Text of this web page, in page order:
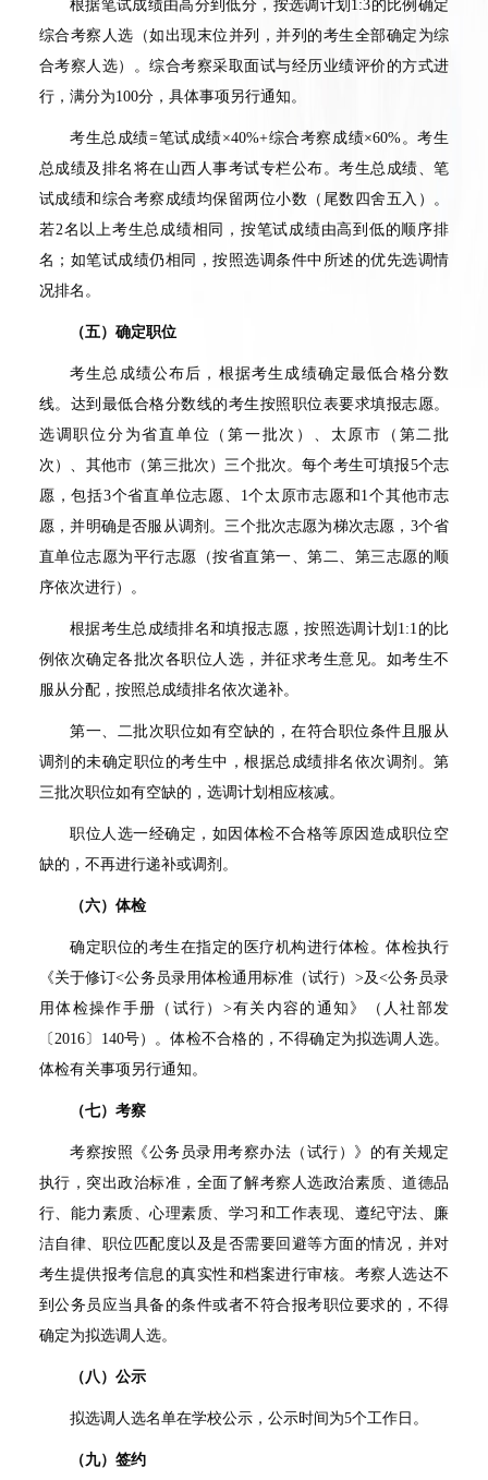
根据笔试成绩由高分到低分，按选调计划 1:3的比例确定
综合考察人选（如出现末位并列，并列的考生全部确定为综
合考察人选）。综合考察采取面试与经历业绩评价的方式进
行，满分为100分，具体事项另行通知。
考生总成绩=笔试成绩×40%+综合考察成绩×60%。考生
总成绩及排名将在山西人事考试专栏公布。考生总成绩、笔
试成绩和综合考察成绩均保留两位小数（尾数四舍五入）。
若2名以上考生总成绩相同，按笔试成绩由高到低的顺序排
名；如笔试成绩仍相同，按照选调条件中所述的优先选调情
况排名。
（五）确定职位
考生总成绩公布后，根据考生成绩确定最低合格分数
线。达到最低合格分数线的考生按照职位表要求填报志愿。
选调职位分为省直单位（第一批次）、太原市（第二批
次）、其他市（第三批次）三个批次。每个考生可填报5个志
愿，包括3个省直单位志愿、 1个太原市志愿和 1个其他市志
愿，并明确是否服从调剂。三个批次志愿为梯次志愿， 3个省
直单位志愿为平行志愿（按省直第一、第二、第三志愿的顺
序依次进行）。
根据考生总成绩排名和填报志愿，按照选调计划 1:1 的比
例依次确定各批次各职位人选，并征求考生意见。如考生不
服从分配，按照总成绩排名依次递补。
第一、二批次职位如有空缺的，在符合职位条件且服从
调剂的未确定职位的考生中，根据总成绩排名依次调剂。第
三批次职位如有空缺的，选调计划相应核减。
职位人选一经确定，如因体检不合格等原因造成职位空
缺的，不再进行递补或调剂。
（六）体检
确定职位的考生在指定的医疗机构进行体检。体检执行
《关于修订<公务员录用体检通用标准（试行） >及<公务员录
用体检操作手册（试行） >有关内容的通知》（人社部发
〔2016 〕 140号）。体检不合格的，不得确定为拟选调人选。
体检有关事项另行通知。
（七）考察
考察按照《公务员录用考察办法（试行）》的有关规定
执行，突出政治标准，全面了解考察人选政治素质、道德品
行、能力素质、心理素质、学习和工作表现、遵纪守法、廉
洁自律、职位匹配度以及是否需要回避等方面的情况，并对
考生提供报考信息的真实性和档案进行审核。考察人选达不
到公务员应当具备的条件或者不符合报考职位要求的，不得
确定为拟选调人选。
（八）公示
拟选调人选名单在学校公示，公示时间为5个工作日。
（九）签约